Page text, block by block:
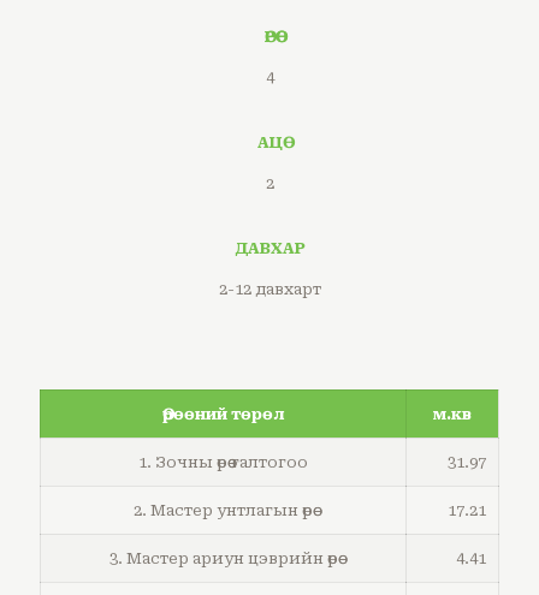
ӨРӨӨ
4
АЦӨ
2
ДАВХАР
2-12 давхарт
Өрөөний төрөл м.кв
1. Зочны өрөө галтогоо 31.97
2. Мастер унтлагын өрөө 17.21
3. Мастер ариун цэврийн өрөө 4.41